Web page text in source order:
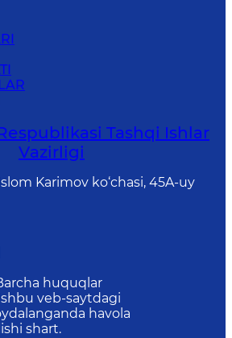
Tashqi Ishlаr
Vаzirligi
Karimov ko‘chasi, 45A-uy
huquqlar
veb-saytdagi
havola
shart.